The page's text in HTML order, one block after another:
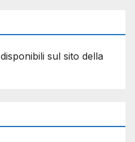
disponibili sul sito della